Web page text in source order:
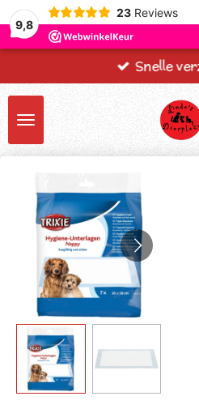
9,8
23 Reviews
Snelle